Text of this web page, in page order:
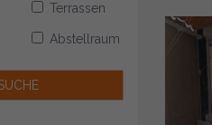
Terrassen
Abstellraum